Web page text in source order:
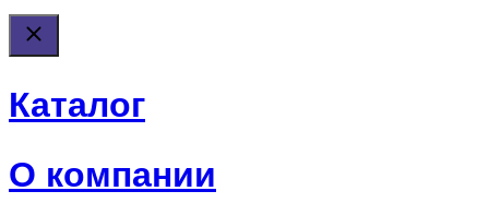
Каталог
О компании